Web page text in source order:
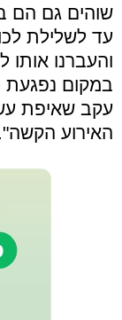
שוהים גם הם
עד לשלילת
והעברנו אותו
במקום נפגעת
עקב שאיפת
האירוע הקשה".